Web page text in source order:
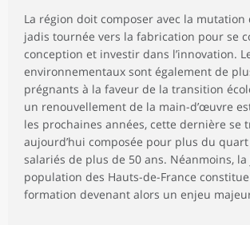
La région doit composer avec la mutation
jadis tournée vers la fabrication pour se
conception et investir dans l’innovation.
environnementaux sont également de
prégnants à la faveur de la transition
un renouvellement de la main-d’œuvre
les prochaines années, cette dernière se
aujourd’hui composée pour plus du
salariés de plus de 50 ans. Néanmoins,
population des Hauts-de-France
formation devenant alors un enjeu